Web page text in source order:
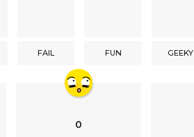
FAIL FUN GEEKY
0